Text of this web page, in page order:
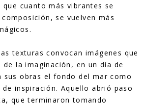
cuanto más vibrantes se
se vuelven más
texturas convocan imágenes que
la imaginación, en un día de
sus obras el fondo del mar como
inspiración. Aquello abrió paso
que terminaron tomando